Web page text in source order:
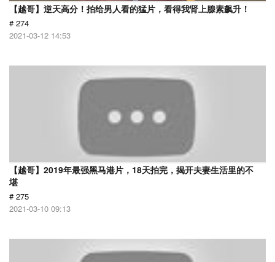
【越哥】逆天高分！拍给男人看的猛片，看得我肾上腺素飙升！
# 274
2021-03-12 14:53
【越哥】2019年最强黑马港片，18天拍完，揭开夫妻生活里的不
堪
# 275
2021-03-10 09:13